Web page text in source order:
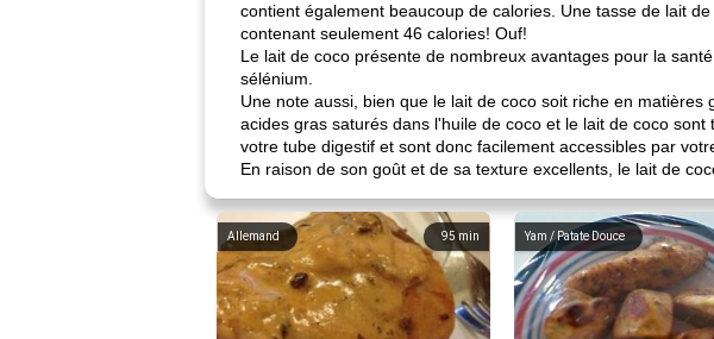
contient également beaucoup de calories. Une tasse de lait
contenant seulement 46 calories! Ouf!
Le lait de coco présente de nombreux avantages pour la
sélénium.
Une note aussi, bien que le lait de coco soit riche en
acides gras saturés dans l'huile de coco et le lait de coco
votre tube digestif et sont donc facilement accessibles par
En raison de son goût et de sa texture excellents, le lait de
95min
Allemand Yam / Patate Douce